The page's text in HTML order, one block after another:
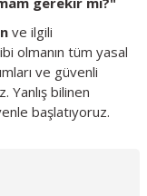
ve ilgili
olmanın tüm yasal
ve güvenli
Yanlış bilinen
başlatıyoruz.